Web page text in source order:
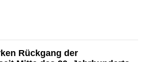
Rückgang der